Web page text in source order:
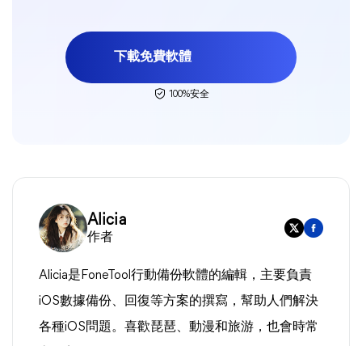
下載免費軟體
100%安全
Alicia
作者
Alicia是FoneTool行動備份軟體的編輯，主要負責
iOS數據備份、回復等方案的撰寫，幫助人們解決
各種iOS問題。喜歡琵琶、動漫和旅游，也會時常